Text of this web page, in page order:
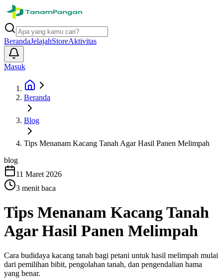
BerandaJelajahStoreAktivitas
Masuk
Beranda
Blog
Tips Menanam Kacang Tanah Agar Hasil Panen Melimpah
blog
11 Maret 2026
3 menit baca
Tips Menanam Kacang Tanah
Agar Hasil Panen Melimpah
Cara budidaya kacang tanah bagi petani untuk hasil melimpah mulai
dari pemilihan bibit, pengolahan tanah, dan pengendalian hama
yang benar.